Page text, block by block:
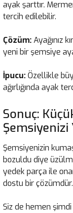
ayak şarttır.
tercih edilebilir.
Çözüm:Ayağınız
yeni bir şemsiye
İpucu:Özellikle
ağırlığında ayak
Sonuç:
Şemsiyenizi
Şemsiyenizin
bozuldu diye
yedek parça ile
dostu bir çözümdür.
Siz de hemen şimdi